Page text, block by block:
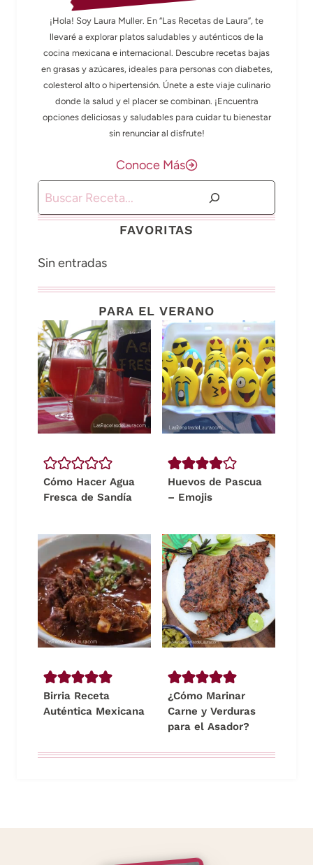
¡Hola! Soy Laura Muller. En “Las Recetas de Laura”, te
llevaré a explorar platos saludables y auténticos de la
cocina mexicana e internacional. Descubre recetas bajas
en grasas y azúcares, ideales para personas con diabetes,
colesterol alto o hipertensión. Únete a este viaje culinario
donde la salud y el placer se combinan. ¡Encuentra
opciones deliciosas y saludables para cuidar tu bienestar
sin renunciar al disfrute!
Conoce Más
Buscar
FAVORITAS
Sin entradas
PARA EL VERANO
Cómo Hacer Agua
Fresca de Sandía
Huevos de Pascua
– Emojis
Birria Receta
Auténtica Mexicana
¿Cómo Marinar
Carne y Verduras
para el Asador?